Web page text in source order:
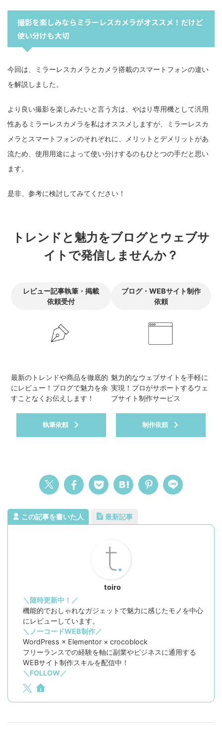
撮影を楽しみならミラーレスカメラがオススメ！だけど
使い分けも大切
今回は、ミラーレスカメラとカメラ搭載のスマートフォンの違い
を解説しました。
より良い撮影を楽しみたいと言う方は、やはり専用機として汎用
性あるミラーレスカメラを私はオススメしますが、ミラーレスカ
メラとスマートフォンのそれぞれに、メリットとデメリットがあ
流ため、使用用途によって使い分けするのもひとつの手だと思い
ます。
是非、参考に検討してみてください！
トレンドと魅力をブログとウェブサ
イトで発信しませんか？
レビュー記事執筆・掲載
依頼受付
最新のトレンドや商品を徹底的
にレビュー！ブログで魅力を余
すことなくお伝えします！
執筆依頼
ブログ・WEBサイト制作
依頼
魅力的なウェブサイトを手軽に
実現！プロがサポートするウェ
ブサイト制作サービス
制作依頼
この記事を書いた人 最新記事
toiro
＼随時更新中！／
機能的でおしゃれなガジェットで魅力に感じたモノを中心
にレビューしています。
＼ノーコードWEB制作／
WordPress × Elementor × crocoblock
フリーランスでの経験を軸に副業やビジネスに通用する
WEBサイト制作スキルを配信中！
＼FOLLOW／